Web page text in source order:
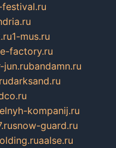
1-mus.ru
factory.ru
jun.rubandamn.ru
darksand.ru
kompanij.ru
snow-guard.ru
aalse.ru